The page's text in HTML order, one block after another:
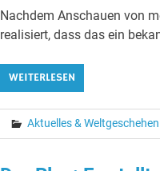
Nachdem Anschauen von
realisiert, dass das ein
WEITERLESEN
Aktuelles & Weltgeschehen